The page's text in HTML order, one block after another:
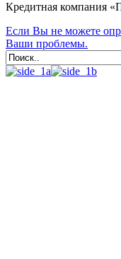
Кредитная компания
Если Вы не можете
Ваши проблемы.